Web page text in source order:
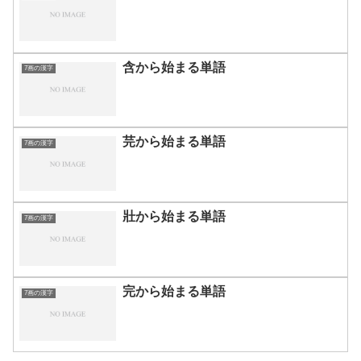
7画の漢字 含から始まる単語
7画の漢字 芫から始まる単語
7画の漢字 壯から始まる単語
7画の漢字 完から始まる単語